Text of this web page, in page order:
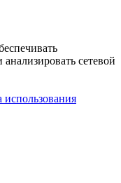
сетевой
использования